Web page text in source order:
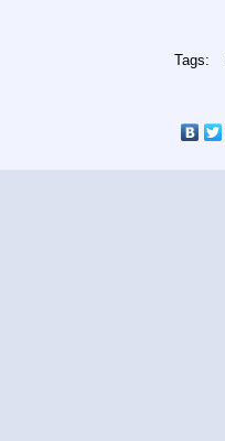
Tags: